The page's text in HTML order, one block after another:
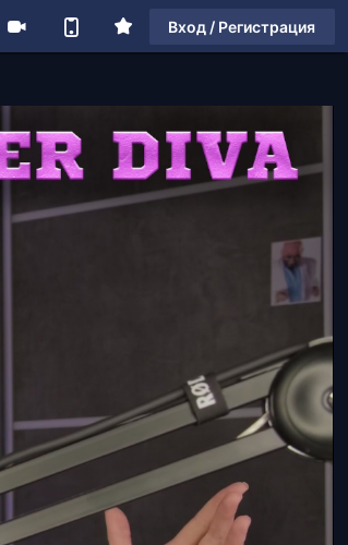
Вход / Регистрация